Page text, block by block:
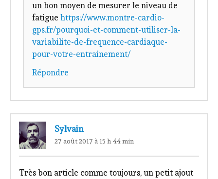
un bon moyen de mesurer le niveau de
fatiguehttps://www.montre-cardio-
gps.fr/pourquoi-et-comment-utiliser-la-
variabilite-de-frequence-cardiaque-
pour-votre-entrainement/
Répondre
Sylvain
27 août 2017 à 15 h 44 min
Très bon article comme toujours, un petit ajout